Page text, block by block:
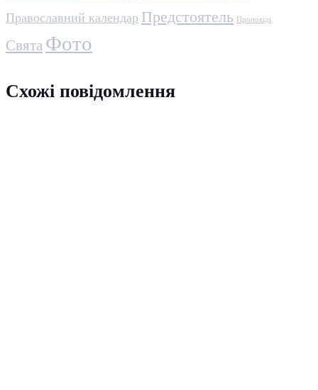
Православний календар Предстоятель Проповіді
Свята Фото
Схожі повідомлення